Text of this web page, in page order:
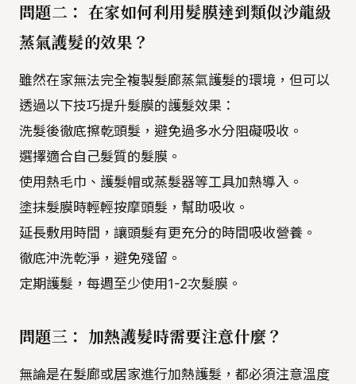
問題二： 在家如何利用髮膜達到類似沙龍級
蒸氣護髮的效果？
雖然在家無法完全複製髮廊蒸氣護髮的環境，但可以
透過以下技巧提升髮膜的護髮效果：
洗髮後徹底擦乾頭髮，避免過多水分阻礙吸收。
選擇適合自己髮質的髮膜。
使用熱毛巾、護髮帽或蒸髮器等工具加熱導入。
塗抹髮膜時輕輕按摩頭髮，幫助吸收。
延長敷用時間，讓頭髮有更充分的時間吸收營養。
徹底沖洗乾淨，避免殘留。
定期護髮，每週至少使用1-2次髮膜。
問題三： 加熱護髮時需要注意什麼？
無論是在髮廊或居家進行加熱護髮，都必須注意溫度